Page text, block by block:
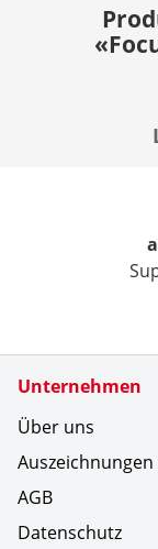
Unternehmen
Über uns
Auszeichnungen
AGB
Datenschutz